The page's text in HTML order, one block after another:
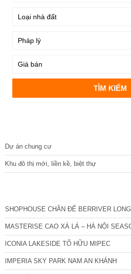
Dự án chung cư
Khu đô thị mới, liền kề, biệt thự
SHOPHOUSE CHÂN ĐẾ BERRIVER
MASTERISE CAO XÀ LÁ – HÀ NỘI
ICONIA LAKESIDE TỐ HỮU MIPEC
IMPERIA SKY PARK NAM AN KHÁNH